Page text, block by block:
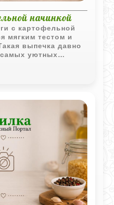
начинкой
с картофельной
мягким тестом и
выпечка давно
уютных
одинаково
молоку или